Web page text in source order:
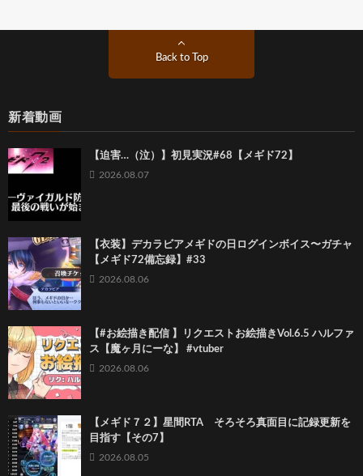
Back to Top
新着動画
【迫害…（泣）】初見実況#68【メギド72】
2026.08.07
【衣装】デカラビアメギドの日ログインボイス〜ガチャ
【メギド72備忘録】#33
2026.08.06
【#お絵描き配信 】リクエストお絵描きVol.6.5 ハルファ
ス【魔ヶ月にーな】 #vtuber
2026.08.06
【メギド７２】星間RTA そろそろ真面目に記録更新を
目指す【その7】
2026.08.05